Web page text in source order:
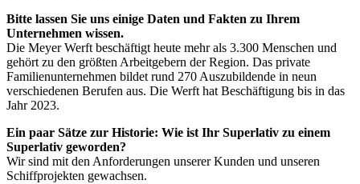
Bitte lassen Sie uns einige Daten und Fakten zu Ihrem
Unternehmen wissen.
Die Meyer Werft beschäftigt heute mehr als 3.300 Menschen und
gehört zu den größten Arbeitgebern der Region. Das private
Familienunternehmen bildet rund 270 Auszubildende in neun
verschiedenen Berufen aus. Die Werft hat Beschäftigung bis in das
Jahr 2023.
Ein paar Sätze zur Historie: Wie ist Ihr Superlativ zu einem
Superlativ geworden?
Wir sind mit den Anforderungen unserer Kunden und unseren
Schiffprojekten gewachsen.